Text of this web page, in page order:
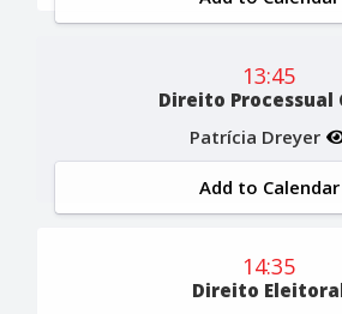
13:45
Direito Processual
Patrícia Dreyer
Add to Calendar
14:35
Direito